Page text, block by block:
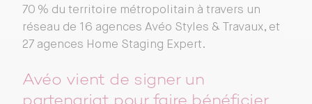
70 % du territoire métropolitain à travers un
réseau de 16 agences Avéo Styles & Travaux, et
27 agences Home Staging Expert.
Avéo vient de signer un